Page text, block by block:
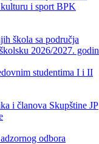
namještenika u
i sport BPK
škola sa područja
2026/2027.
studentima I i II
i članova Skupštine JP